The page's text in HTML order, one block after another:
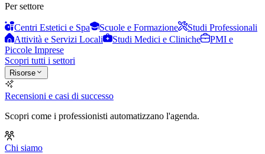
Per settore
Centri Estetici e Spa Scuole e Formazione
Studi Professionali
Attività e Servizi Locali
Studi Medici e Cliniche
PMI e
Piccole Imprese
Scopri tutti i settori
Risorse
Recensioni e casi di successo
Scopri come i professionisti automatizzano l'agenda.
Chi siamo